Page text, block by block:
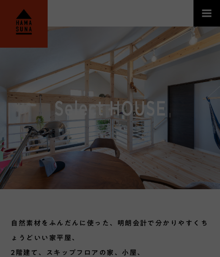
自然素材をふんだんに使った、明朗会計で分かりやすくち
ょうどいい家平屋、
2階建て、スキップフロアの家、小屋、